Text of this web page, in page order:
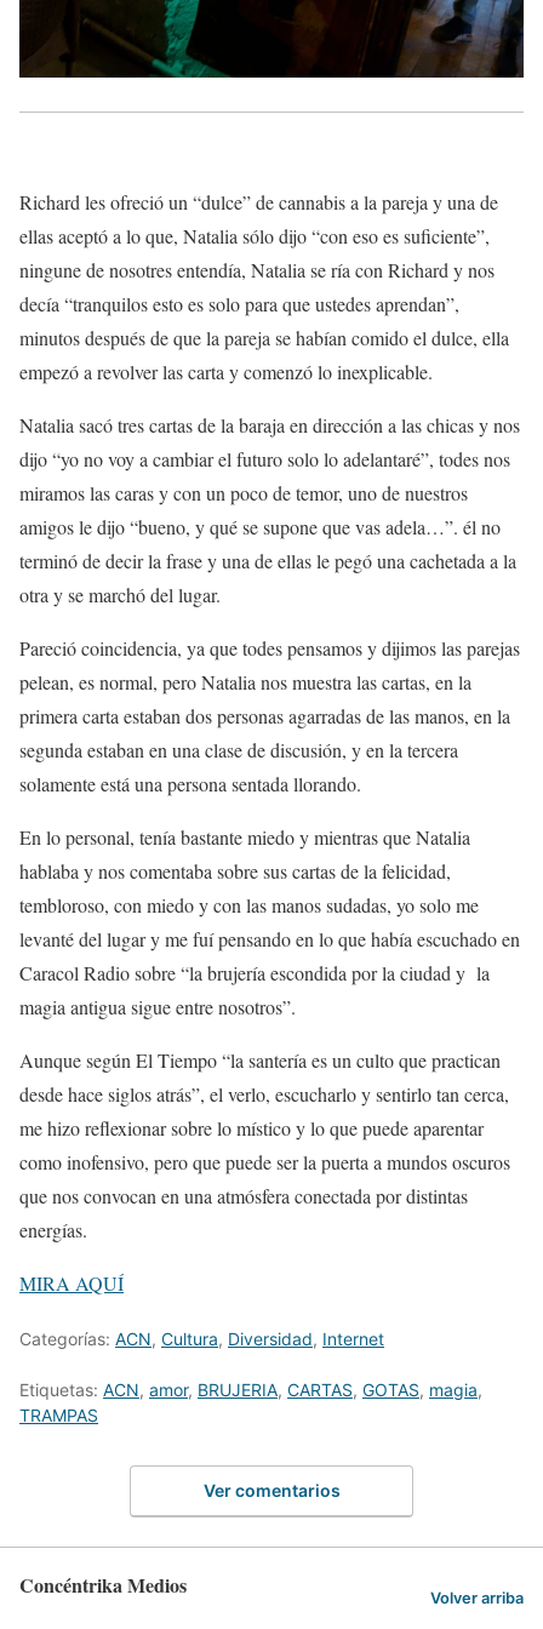
Richard les ofreció un “dulce” de cannabis a la pareja y una de
ellas aceptó a lo que, Natalia sólo dijo “con eso es suficiente”,
ningune de nosotres entendía, Natalia se ría con Richard y nos
decía “tranquilos esto es solo para que ustedes aprendan”,
minutos después de que la pareja se habían comido el dulce, ella
empezó a revolver las carta y comenzó lo inexplicable.
Natalia sacó tres cartas de la baraja en dirección a las chicas y nos
dijo “yo no voy a cambiar el futuro solo lo adelantaré”, todes nos
miramos las caras y con un poco de temor, uno de nuestros
amigos le dijo “bueno, y qué se supone que vas adela…”. él no
terminó de decir la frase y una de ellas le pegó una cachetada a la
otra y se marchó del lugar.
Pareció coincidencia, ya que todes pensamos y dijimos las parejas
pelean, es normal, pero Natalia nos muestra las cartas, en la
primera carta estaban dos personas agarradas de las manos, en la
segunda estaban en una clase de discusión, y en la tercera
solamente está una persona sentada llorando.
En lo personal, tenía bastante miedo y mientras que Natalia
hablaba y nos comentaba sobre sus cartas de la felicidad,
tembloroso, con miedo y con las manos sudadas, yo solo me
levanté del lugar y me fuí pensando en lo que había escuchado en
Caracol Radio sobre “la brujería escondida por la ciudad y la
magia antigua sigue entre nosotros”.
Aunque según El Tiempo “la santería es un culto que practican
desde hace siglos atrás”, el verlo, escucharlo y sentirlo tan cerca,
me hizo reflexionar sobre lo místico y lo que puede aparentar
como inofensivo, pero que puede ser la puerta a mundos oscuros
que nos convocan en una atmósfera conectada por distintas
energías.
MIRA AQUÍ
Categorías: ACN, Cultura, Diversidad, Internet
Etiquetas: ACN, amor, BRUJERIA, CARTAS, GOTAS, magia,
TRAMPAS
Ver comentarios
Concéntrika Medios Volver arriba